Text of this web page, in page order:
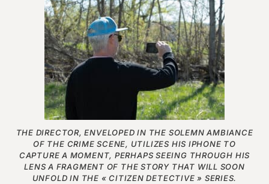
THE DIRECTOR, ENVELOPED IN THE SOLEMN AMBIANCE
OF THE CRIME SCENE, UTILIZES HIS IPHONE TO
CAPTURE A MOMENT, PERHAPS SEEING THROUGH HIS
LENS A FRAGMENT OF THE STORY THAT WILL SOON
UNFOLD IN THE « CITIZEN DETECTIVE » SERIES.